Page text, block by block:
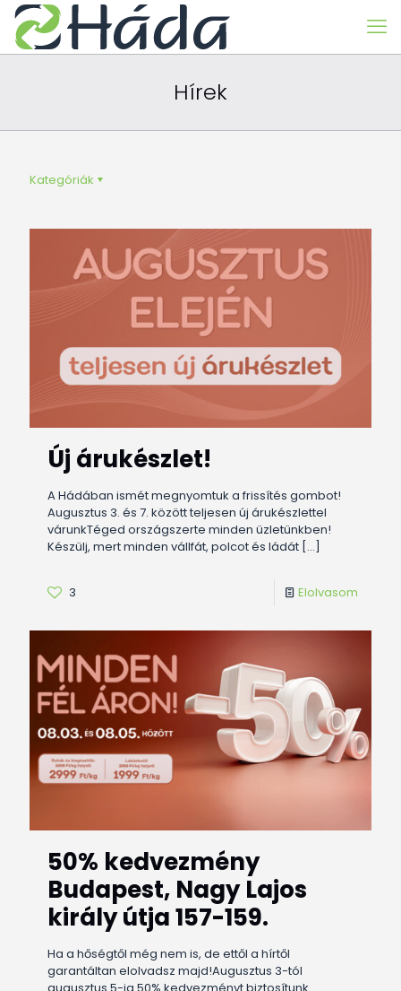
Hírek
Kategóriák
Új árukészlet!
A Hádában ismét megnyomtuk a frissítés gombot!
Augusztus 3. és 7. között teljesen új árukészlettel
várunkTéged országszerte minden üzletünkben!
Készülj, mert minden vállfát, polcot és ládát […]
3 Elolvasom
50% kedvezmény
Budapest, Nagy Lajos
király útja 157-159.
Ha a hőségtől még nem is, de ettől a hírtől
garantáltan elolvadsz majd!Augusztus 3-tól
augusztus 5-ig 50% kedvezményt biztosítunk